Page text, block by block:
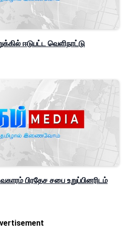
ஈடுபட்ட வெளிநாட்டு
பிரதேச சபை உறுப்பினரிடம்